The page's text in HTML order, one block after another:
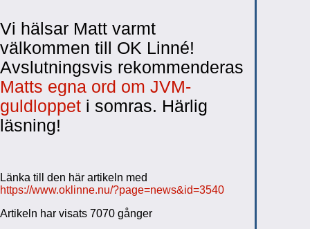
Vi hälsar Matt varmt
välkommen till OK Linné!
Avslutningsvis rekommenderas
Matts egna ord om JVM-
guldloppet i somras. Härlig
läsning!
Länka till den här artikeln med
https://www.oklinne.nu/?page=news&id=3540
Artikeln har visats 7070 gånger